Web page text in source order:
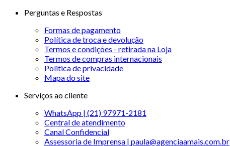
Perguntas e Respostas
Formas de pagamento
Política de troca e devolução
Termos e condições - retirada na Loja
Termos de compras internacionais
Politica de privacidade
Mapa do site
Serviços ao cliente
WhatsApp | (21) 97971-2181
Central de atendimento
Canal Confidencial
Assessoria de Imprensa | paula@agenciaamais.com.br